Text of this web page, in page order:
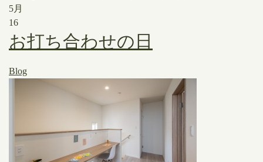
5月
16
お打ち合わせの日
Blog